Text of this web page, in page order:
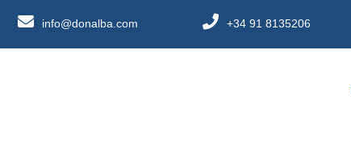
info@donalba.com +34 91 8135206